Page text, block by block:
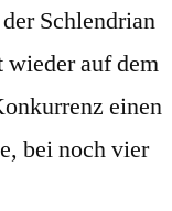
Schlendrian
wieder auf dem
einen
bei noch vier